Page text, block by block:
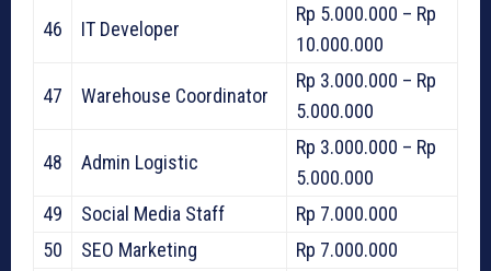
46 IT Developer
Rp 5.000.000 – Rp
10.000.000
47 Warehouse Coordinator
Rp 3.000.000 – Rp
5.000.000
48 Admin Logistic
Rp 3.000.000 – Rp
5.000.000
49
Social Media Staff
Rp 7.000.000
50
SEO Marketing Rp 7.000.000